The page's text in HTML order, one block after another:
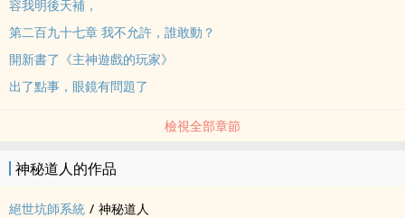
容我明後天補，
第二百九十七章 我不允許，誰敢動？
開新書了《主神遊戲的玩家》
出了點事，眼鏡有問題了
檢視全部章節
神秘道人的作品
絕世坑師系統 / 神秘道人